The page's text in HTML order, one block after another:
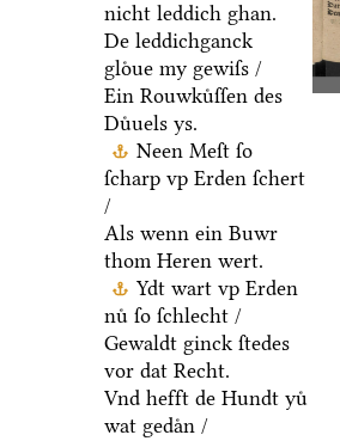
nicht leddich ghan.
De leddichganck
gloͤue my gewiſs /
Ein Rouwkuͤſſen des
Duͤuels ys.
Neen Meſt ſo
ſcharp vp Erden ſchert
/
Als wenn ein Buwr
thom Heren wert.
Ydt wart vp Erden
nuͤ ſo ſchlecht /
Gewaldt ginck ſtedes
vor dat Recht.
Vnd hefft de Hundt yuͤ
wat gedaͤn /